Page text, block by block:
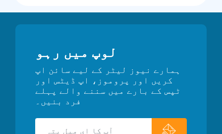
لوپ میں رہو
ہمارے نیوز لیٹر کے لیے سائن اپ
کریں اور پروموز، اپ ڈیٹس اور
ٹپس کے بارے میں سننے والے پہلے
فرد بنیں۔